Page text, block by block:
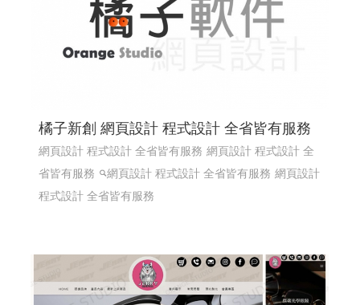
橘子新創 網頁設計 程式設計 全省皆有服務
網頁設計 程式設計 全省皆有服務 網頁設計 程式設計 全
省皆有服務
網頁設計 程式設計 全省皆有服務 網頁設計
程式設計 全省皆有服務